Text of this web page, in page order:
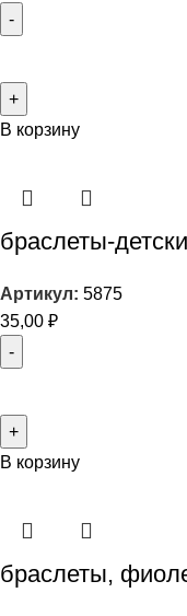
В корзину
браслеты-
Артикул: 5875
35,00 ₽
В корзину
браслеты,